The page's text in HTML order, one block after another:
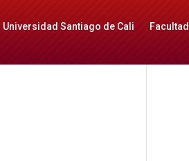
Universidad Santiago de Cali